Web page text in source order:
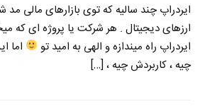
ایردراپ چند سالیه که توی بازارهای مالی
ارزهای دیجیتال . هر شرکت یا پروژه ای که
ایردراپ راه میندازه و الهی به امید تو
اما
چیه ، کاربردش چیه ، […]